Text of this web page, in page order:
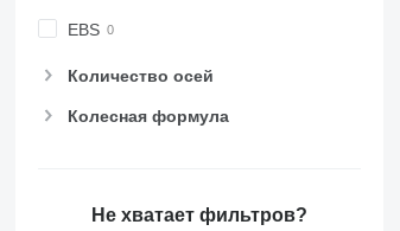
EBS
Количество осей
Колесная формула
Не хватает фильтров?